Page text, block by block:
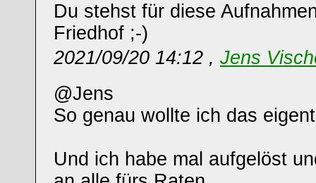
Du stehst für diese
Friedhof ;-)
2021/09/20 14:12 , Jens
@Jens
So genau wollte ich das
Und ich habe mal aufgelöst